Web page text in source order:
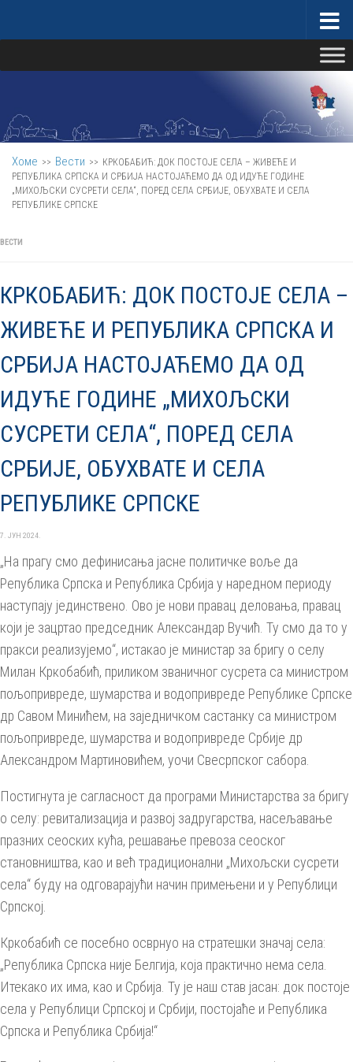
Хоме >> Вести >> КРКОБАБИЋ: ДОК ПОСТОЈЕ СЕЛА – ЖИВЕЋЕ И
РЕПУБЛИКА СРПСКА И СРБИЈА НАСТОЈАЋЕМО ДА ОД ИДУЋЕ ГОДИНЕ
„МИХОЉСКИ СУСРЕТИ СЕЛА“, ПОРЕД СЕЛА СРБИЈЕ, ОБУХВАТЕ И СЕЛА
РЕПУБЛИКЕ СРПСКЕ
ВЕСТИ
КРКОБАБИЋ: ДОК ПОСТОЈЕ СЕЛА –
ЖИВЕЋЕ И РЕПУБЛИКА СРПСКА И
СРБИЈА НАСТОЈАЋЕМО ДА ОД
ИДУЋЕ ГОДИНЕ „МИХОЉСКИ
СУСРЕТИ СЕЛА“, ПОРЕД СЕЛА
СРБИЈЕ, ОБУХВАТЕ И СЕЛА
РЕПУБЛИКЕ СРПСКЕ
7. ЈУН 2024.
„На прагу смо дефинисања јасне политичке воље да
Република Српска и Република Србија у наредном периоду
наступају јединствено. Ово је нови правац деловања, правац
који је зацртао председник Александар Вучић. Ту смо да то у
пракси реализујемо“, истакао је министар за бригу о селу
Милан Кркобабић, приликом званичног сусрета са министром
пољопривреде, шумарства и водопривреде Републике Српске
др Савом Минићем, на заједничком састанку са министром
пољопривреде, шумарства и водопривреде Србије др
Александром Мартиновићем, уочи Свесрпског сабора.
Постигнута је сагласност да програми Министарства за бригу
о селу: ревитализација и развој задругарства, насељавање
празних сеоских кућа, решавање превоза сеоског
становништва, као и већ традиционални „Михољски сусрети
села“ буду на одговарајући начин примењени и у Републици
Српској.
Кркобабић се посебно осврнуо на стратешки значај села:
„Република Српска није Белгија, која практично нема села.
Итекако их има, као и Србија. Ту је наш став јасан: док постоје
села у Републици Српској и Србији, постојаће и Република
Српска и Република Србија!“